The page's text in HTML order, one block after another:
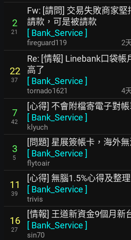
2
21
Fw: [請問] 交易失敗商家堅
請款，可是被請款
[ Bank_Service ]
fireguard119 2
22
37
Re: [情報] Linebank口袋帳
高了
[ Bank_Service ]
tornado1621 4
7
42
[心得] 不會附檔寄電子對
[ Bank_Service ]
klyuch
3
5
[問題] 星展簽帳卡，海外
[ Bank_Service ]
flytoair
11
39
[心得] 無腦1.5%心得及整理
[ Bank_Service ]
trivis
16
27
[情報] 王道新資金9個月新
[ Bank_Service ]
sin70